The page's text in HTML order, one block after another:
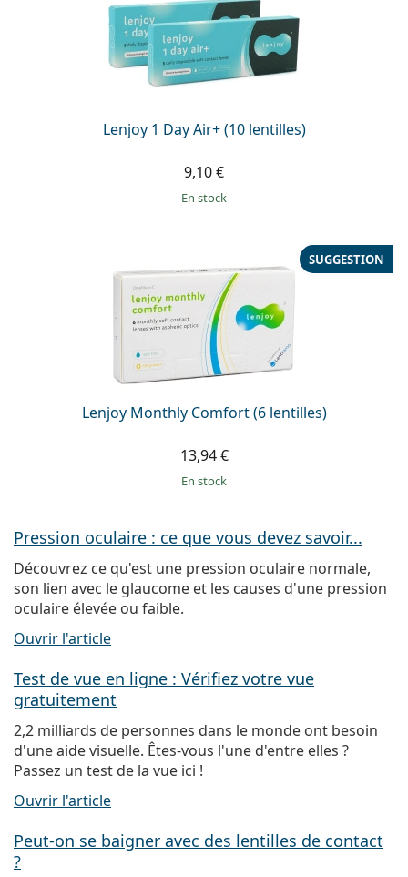
Lenjoy 1 Day Air+ (10 lentilles)
9,10 €
en stock
Lenjoy Monthly Comfort (6 lentilles)
SUGGESTION
13,94 €
en stock
Pression oculaire : ce que vous devez savoir...
Découvrez ce qu'est une pression oculaire normale,
son lien avec le glaucome et les causes d'une pression
oculaire élevée ou faible.
Ouvrir l'article
Test de vue en ligne : Vérifiez votre vue
gratuitement
2,2 milliards de personnes dans le monde ont besoin
d'une aide visuelle. Êtes-vous l'une d'entre elles ?
Passez un test de la vue ici !
Ouvrir l'article
Peut-on se baigner avec des lentilles de contact
?